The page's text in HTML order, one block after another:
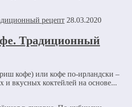
28.03.2020
Традиционный
кофе) или кофе по-ирландски –
и вкусных коктейлей на основе...